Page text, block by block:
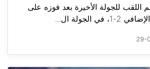
اللقب للجولة الأخيرة بعد فوزه على
الجولة ال...
29-